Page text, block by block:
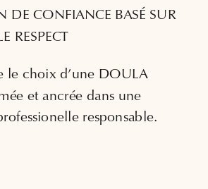
DE CONFIANCE BASÉ SUR
RESPECT
le choix d’une DOULA
et ancrée dans une
responsable.